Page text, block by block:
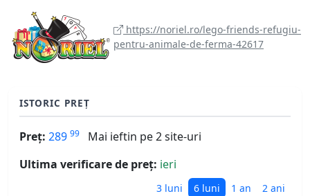
https://noriel.ro/lego-friends-refugiu-
pentru-animale-de-ferma-42617
ISTORIC PREȚ
Preț: 289 99
Mai ieftin pe 2 site-uri
Ultima verificare de preț: ieri
3 luni 6 luni 1 an 2 ani